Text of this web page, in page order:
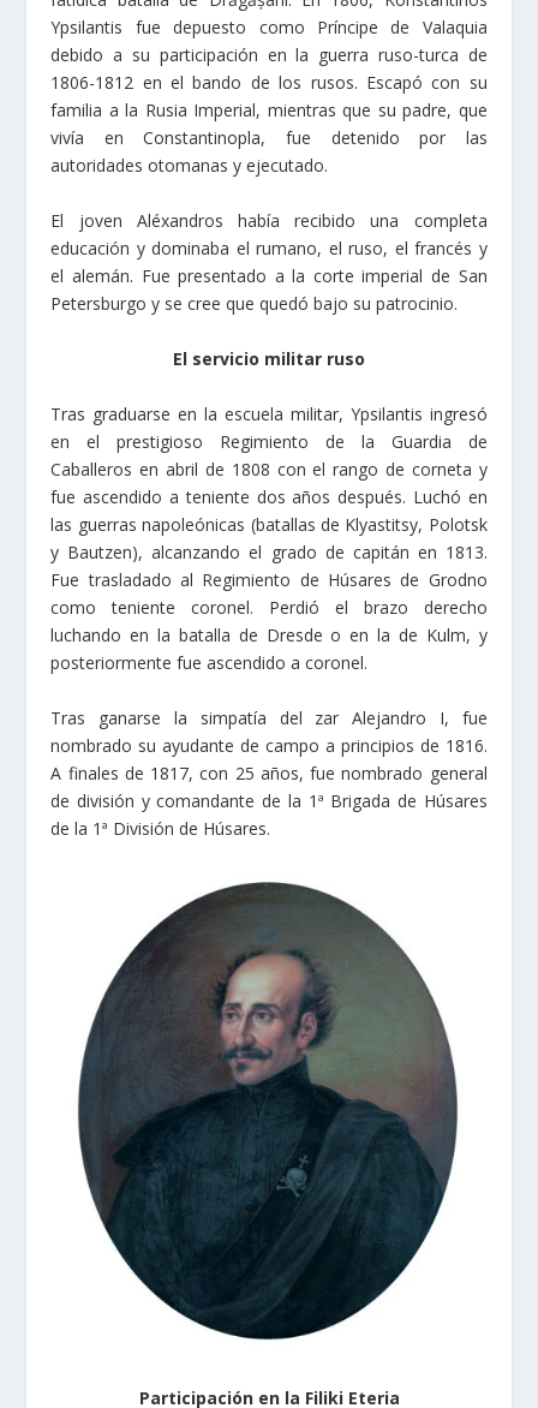
Ypsilantis fue depuesto como Príncipe de Valaquia
debido a su participación en la guerra rusο-turca de
1806-1812 en el bando de los rusos. Escapó con su
familia a la Rusia Imperial, mientras que su padre, que
vivía en Constantinopla, fue detenido por las
autoridades otomanas y ejecutado.
El joven Aléxandros había recibido una completa
educación y dominaba el rumano, el ruso, el francés y
el alemán. Fue presentado a la corte imperial de San
Petersburgo y se cree que quedó bajo su patrocinio.
El servicio militar ruso
Tras graduarse en la escuela militar, Ypsilantis ingresó
en el prestigioso Regimiento de la Guardia de
Caballeros en abril de 1808 con el rango de corneta y
fue ascendido a teniente dos años después. Luchó en
las guerras napoleónicas (batallas de Klyastitsy, Polotsk
y Bautzen), alcanzando el grado de capitán en 1813.
Fue trasladado al Regimiento de Húsares de Grodno
como teniente coronel. Perdió el brazo derecho
luchando en la batalla de Dresde o en la de Kulm, y
posteriormente fue ascendido a coronel.
Tras ganarse la simpatía del zar Alejandro I, fue
nombrado su ayudante de campo a principios de 1816.
A finales de 1817, con 25 años, fue nombrado general
de división y comandante de la 1ª Brigada de Húsares
de la 1ª División de Húsares.
Participación en la Filiki Eteria